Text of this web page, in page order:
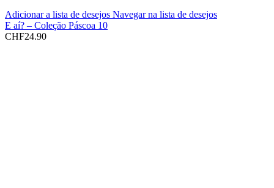
Adicionar a lista de desejos Navegar na lista de desejos
E aí? – Coleção Páscoa 10
CHF24.90